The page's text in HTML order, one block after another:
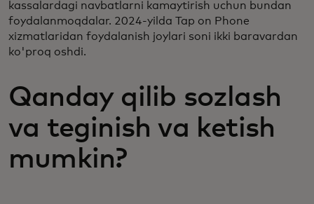
kassalardagi navbatlarni kamaytirish uchun bundan
foydalanmoqdalar. 2024-yilda Tap on Phone
xizmatlaridan foydalanish joylari soni ikki baravardan
ko'proq oshdi.
Qanday qilib sozlash
va teginish va ketish
mumkin?